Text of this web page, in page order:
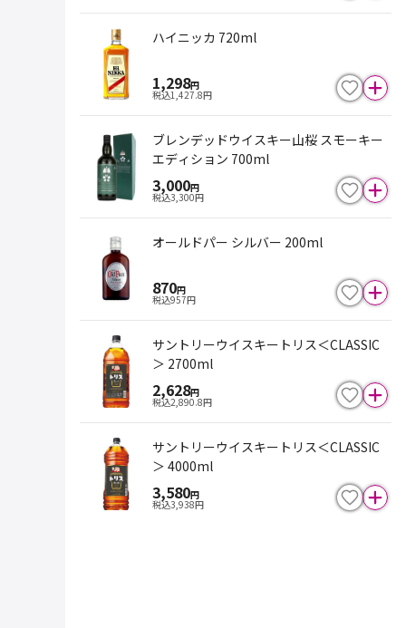
ハイニッカ 720ml
1,298円
税込1,427.8円
ブレンデッドウイスキー山桜 スモーキー
エディション 700ml
3,000円
税込3,300円
オールドパー シルバー 200ml
870円
税込957円
サントリーウイスキートリス＜CLASSIC
＞ 2700ml
2,628円
税込2,890.8円
サントリーウイスキートリス＜CLASSIC
＞ 4000ml
3,580円
税込3,938円